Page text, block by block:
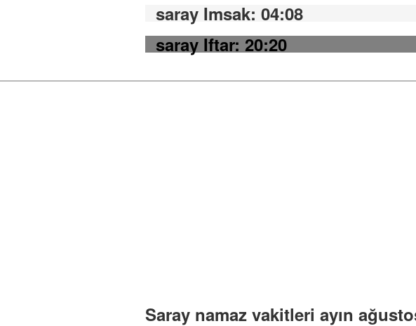
saray Imsak: 04:08
saray Iftar: 20:20
Saray namaz vakitleri ayın